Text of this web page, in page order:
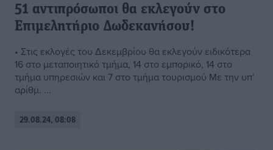
51 αντιπρόσωποι θα εκλεγούν στο
Επιμελητήριο Δωδεκανήσου!
• Στις εκλογές του Δεκεμβρίου θα εκλεγούν ειδικότερα
16 στο μεταποιητικό τμήμα, 14 στο εμπορικό, 14 στο
τμήμα υπηρεσιών και 7 στο τμήμα τουρισμού Με την υπ’
αρίθμ. ...
29.08.24, 08:08